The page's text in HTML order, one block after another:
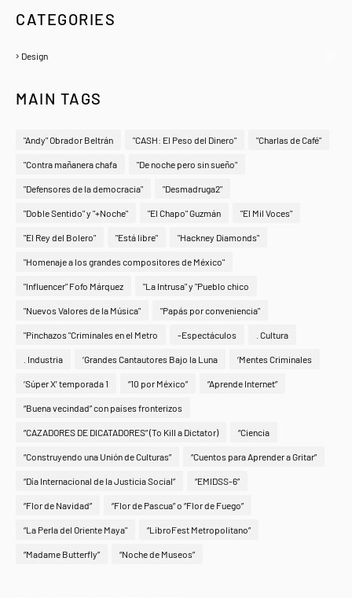
CATEGORIES
Design
MAIN TAGS
"Andy" Obrador Beltrán "CASH: El Peso del Dinero" "Charlas de Café"
"Contra mañanera chafa "De noche pero sin sueño"
"Defensores de la democracia" "Desmadruga2"
"Doble Sentido" y "+Noche" "El Chapo" Guzmán "El Mil Voces"
"El Rey del Bolero" "Está libre" "Hackney Diamonds"
"Homenaje a los grandes compositores de México"
"Influencer" Fofo Márquez "La Intrusa" y "Pueblo chico
"Nuevos Valores de la Música" "Papás por conveniencia"
"Pinchazos "Criminales en el Metro -Espectáculos . Cultura
. Industria ‘Grandes Cantautores Bajo la Luna ‘Mentes Criminales
‘Súper X’ temporada 1 “10 por México” “Aprende Internet”
“Buena vecindad” con países fronterizos
“CAZADORES DE DICATADORES” (To Kill a Dictator) “Ciencia
“Construyendo una Unión de Culturas” “Cuentos para Aprender a Gritar”
“Día Internacional de la Justicia Social” “EMIDSS-6”
“Flor de Navidad” “Flor de Pascua” o “Flor de Fuego”
“La Perla del Oriente Maya" “LibroFest Metropolitano”
“Madame Butterfly” “Noche de Museos”